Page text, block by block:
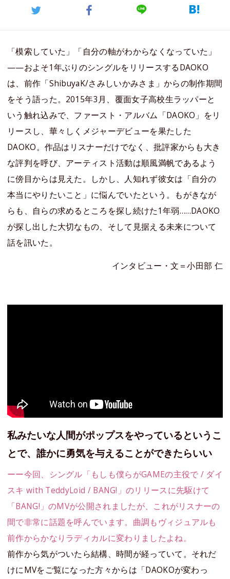
「模索していた」「自分の軸がわからなくなっていた」
——およそ1年ぶりのシングルをリリースするDAOKO
は、前作「ShibuyaK/さみしいかみさま」からの制作期間
をそう語った。2015年3月、覆面女子高校生ラッパーと
いう触れ込みで、ファースト・アルバム「DAOKO」をリ
リースし、華々しくメジャーデビューを果たした
DAOKO。作品はリスナーだけでなく、批評家からも大き
な評判を呼び、アーティスト活動は順風満帆であるよう
に傍目からは見えた。しかし、人知れず彼女は「自分の
本当にやりたいこと」に悩んでいたという。もがきなが
らも、自らの求めるところを探し続けた1年弱……DAOKO
が探し出した大切なもの、そして見据える未来について
話を訊いた。
インタビュー・文＝小田部 仁
私みたいな人間がポップスをやっているというこ
とで、誰かに勇気を与えることができたらいい
ーー今回、シングル「もしも僕らがGAMEの主役で / ダイ
スキ with TeddyLoid / BANG!」のリリースに先駆けて
「BANG!」のMVが公開されましたが、これがリスナーの
間で非常に話題を呼んでいます。曲調もヴィジュアルも
前作からかなりラディカルに変わりましたよね。
前作から気がついたら結構、時間が経っていて。それだ
けにMVをご覧になった方々からは「DAOKOが変わっ